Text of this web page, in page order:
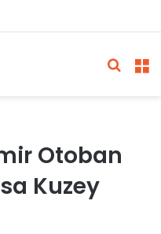
Ne Kadara Takılır?
Otoban
Kuzey